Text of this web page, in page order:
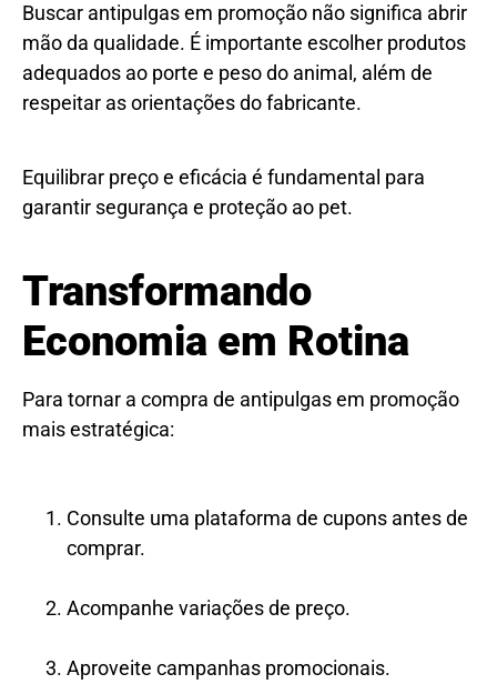
Buscar antipulgas em promoção não significa abrir
mão da qualidade. É importante escolher produtos
adequados ao porte e peso do animal, além de
respeitar as orientações do fabricante.
Equilibrar preço e eficácia é fundamental para
garantir segurança e proteção ao pet.
Transformando
Economia em Rotina
Para tornar a compra de antipulgas em promoção
mais estratégica:
Consulte uma plataforma de cupons antes de
comprar.
Acompanhe variações de preço.
Aproveite campanhas promocionais.